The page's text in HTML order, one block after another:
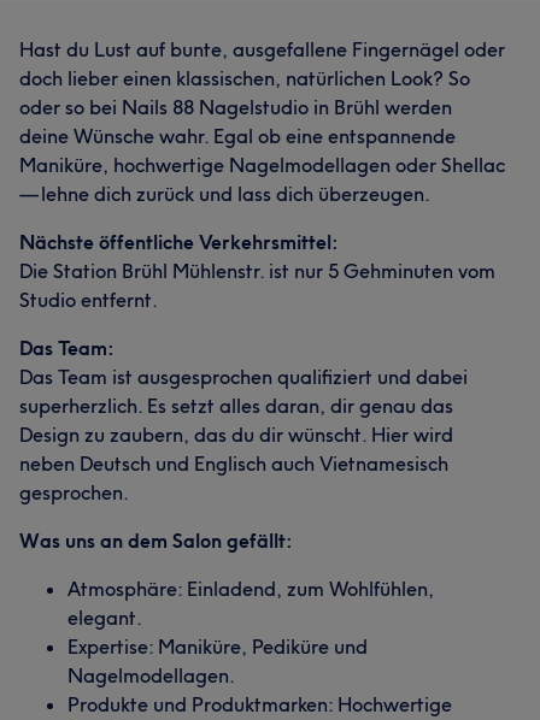
Hast du Lust auf bunte, ausgefallene Fingernägel oder
doch lieber einen klassischen, natürlichen Look? So
oder so bei Nails 88 Nagelstudio in Brühl werden
deine Wünsche wahr. Egal ob eine entspannende
Maniküre, hochwertige Nagelmodellagen oder Shellac
— lehne dich zurück und lass dich überzeugen.
Nächste öffentliche Verkehrsmittel:
Die Station Brühl Mühlenstr. ist nur 5 Gehminuten vom
Studio entfernt.
Das Team:
Das Team ist ausgesprochen qualifiziert und dabei
superherzlich. Es setzt alles daran, dir genau das
Design zu zaubern, das du dir wünscht. Hier wird
neben Deutsch und Englisch auch Vietnamesisch
gesprochen.
Was uns an dem Salon gefällt:
Atmosphäre: Einladend, zum Wohlfühlen,
elegant.
Expertise: Maniküre, Pediküre und
Nagelmodellagen.
Produkte und Produktmarken: Hochwertige